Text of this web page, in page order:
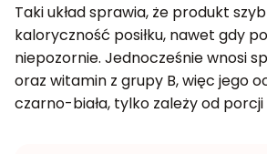
Taki układ sprawia, że produkt
kaloryczność posiłku, nawet gdy
niepozornie. Jednocześnie wnosi
oraz witamin z grupy B, więc jego
czarno-biała, tylko zależy od